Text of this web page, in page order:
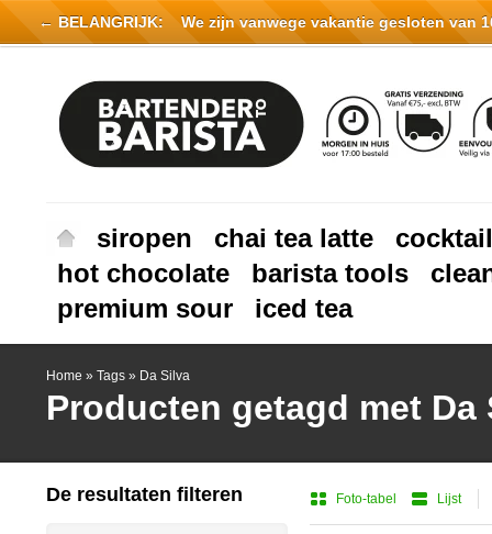
siropen chai tea latte
hot chocolate
barista tools
premium sour
iced tea
Home » Tags » Da Silva
Producten getagd met Da
Foto-tabel Lijst
De resultaten filteren
← BELANGRIJK: We zijn vanwege vakantie gesloten van